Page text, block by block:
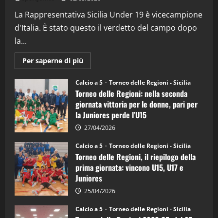
08/04/2026
La Rappresentativa Sicilia Under 19 è vicecampione
d'Italia. È stato questo il verdetto del campo dopo
la...
Per saperne di più
informazioni
Torneo
delle
Regioni
di
calcio
a
5:
la
Juniores
è
vicecampione
d’Italia
Calcio a 5 Torneo delle Regioni - Sicilia
Torneo delle Regioni: nella seconda
giornata vittoria per le donne, pari per
la Juniores perde l’U15
27/04/2026
Calcio a 5 Torneo delle Regioni - Sicilia
Torneo delle Regioni, il riepilogo della
prima giornata: vincono U15, U17 e
Juniores
25/04/2026
Calcio a 5 Torneo delle Regioni - Sicilia